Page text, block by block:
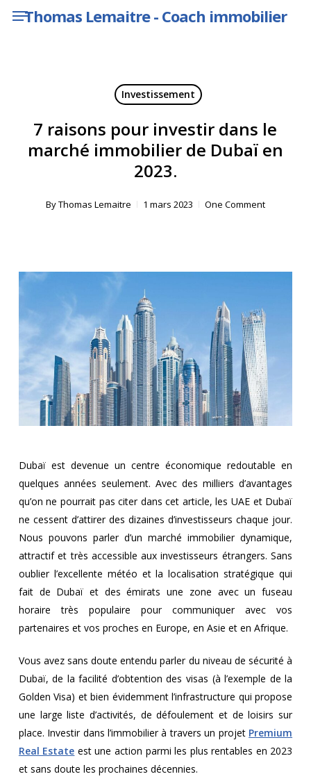
Skip Thomas Lemaitre - Coach immobilier
Menu
Investissement
7 raisons pour investir dans le
marché immobilier de Dubaï en
2023.
ByThomas Lemaitre 1 mars 2023 One Comment
Dubaï est devenue un centre économique redoutable en
quelques années seulement. Avec des milliers d’avantages
qu’on ne pourrait pas citer dans cet article, les UAE et Dubaï
ne cessent d’attirer des dizaines d’investisseurs chaque jour.
Nous pouvons parler d’un marché immobilier dynamique,
attractif et très accessible aux investisseurs étrangers. Sans
oublier l’excellente météo et la localisation stratégique qui
fait de Dubaï et des émirats une zone avec un fuseau
horaire très populaire pour communiquer avec vos
partenaires et vos proches en Europe, en Asie et en Afrique.
Vous avez sans doute entendu parler du niveau de sécurité à
Dubaï, de la facilité d’obtention des visas (à l’exemple de la
Golden Visa) et bien évidemment l’infrastructure qui propose
une large liste d’activités, de défoulement et de loisirs sur
place. Investir dans l’immobilier à travers un projet Premium
Real Estate est une action parmi les plus rentables en 2023
et sans doute les prochaines décennies.